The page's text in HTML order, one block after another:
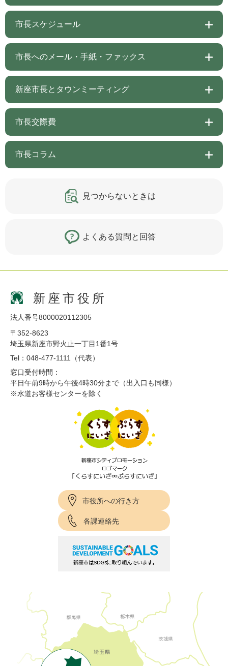
市長スケジュール
市長へのメール・手紙・ファックス
新座市長とタウンミーティング
市長交際費
市長コラム
見つからないときは
よくある質問と回答
新座市役所
法人番号8000020112305
〒352-8623
埼玉県新座市野火止一丁目1番1号
Tel：048-477-1111（代表）
窓口受付時間：
平日午前9時から午後4時30分まで（出入口も同様）
※水道お客様センターを除く
市役所への行き方
各課連絡先